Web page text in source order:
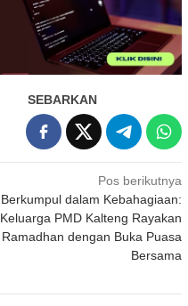
SEBARKAN
Pos berikutnya
Berkumpul dalam Kebahagiaan:
Keluarga PMD Kalteng Rayakan
Ramadhan dengan Buka Puasa
Bersama